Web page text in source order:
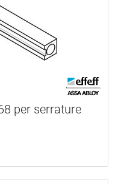
per serrature